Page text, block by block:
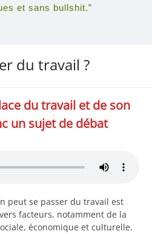
et sans bullshit.”
du travail ?
du travail et de son
un sujet de débat
peut se passer du travail est
facteurs, notamment de la
économique et culturelle.